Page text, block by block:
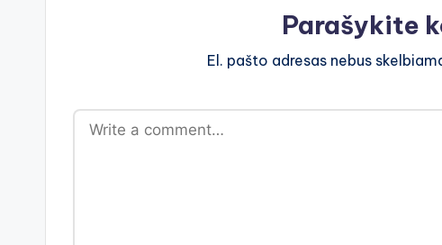
Parašykite
El. pašto adresas nebus